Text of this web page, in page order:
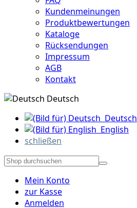
Kundenmeinungen
Produktbewertungen
Kataloge
Rücksendungen
Impressum
AGB
Kontakt
Deutsch
Deutsch
English
schließen
Mein Konto
zur Kasse
Anmelden